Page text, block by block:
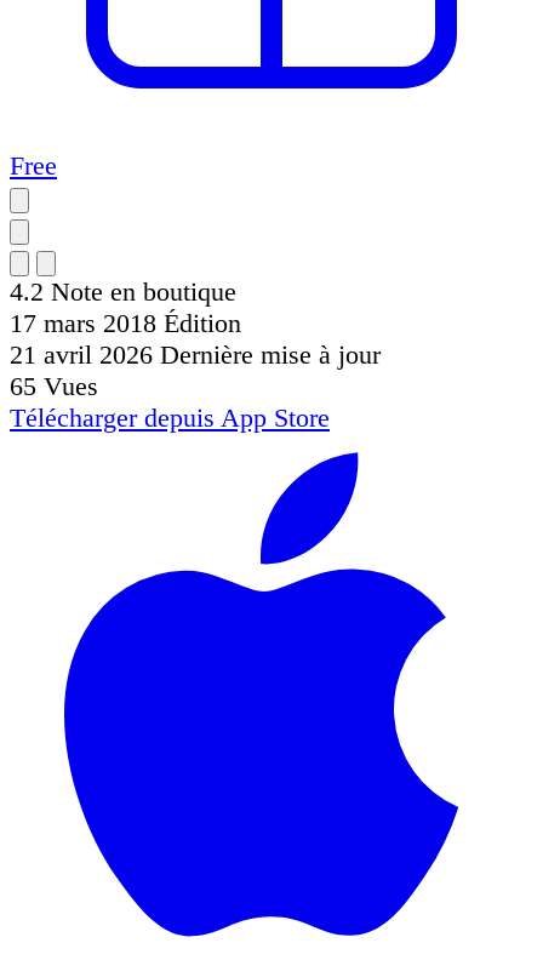
Free
4.2 Note en boutique
17 mars 2018 Édition
21 avril 2026 Dernière mise à jour
65 Vues
Télécharger depuis App Store